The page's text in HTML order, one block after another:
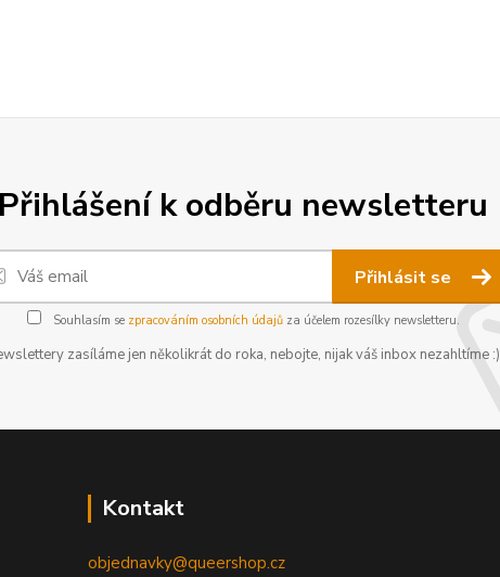
k odběru newsletteru
Přihlásit se
Souhlasím se zpracováním osobních údajůza účelem rozesílky newsletteru.
zasíláme jen několikrát do roka, nebojte, nijak váš inbox nezahltíme :)
Kontakt
objednavky@queershop.cz